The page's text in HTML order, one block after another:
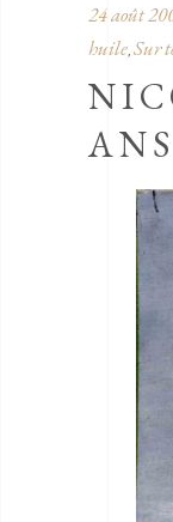
24 août
huile, Sur
ANS